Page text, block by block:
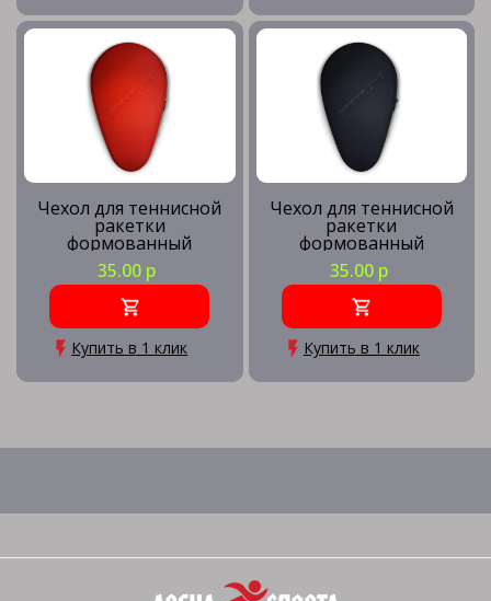
Чехол для теннисной
ракетки
формованный
(красный)
35.00 р
Купить в 1 клик
Чехол для теннисной
ракетки
формованный
(черный)
35.00 р
Купить в 1 клик